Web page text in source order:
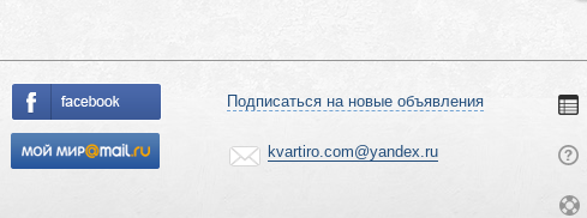
Подписаться на новые объявления
kvartiro.com@yandex.ru